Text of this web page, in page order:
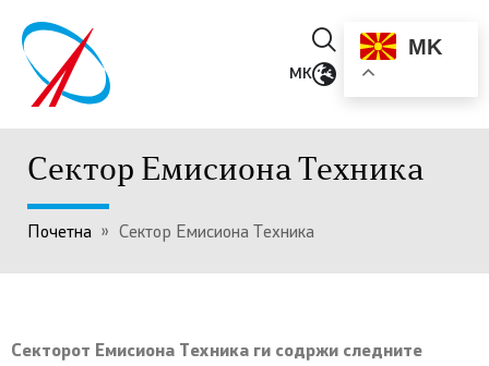
MK
MK
Сектор Емисиона Техника
Почетна » Сектор Емисиона Техника
Секторот Емисиона Техника ги содржи следните